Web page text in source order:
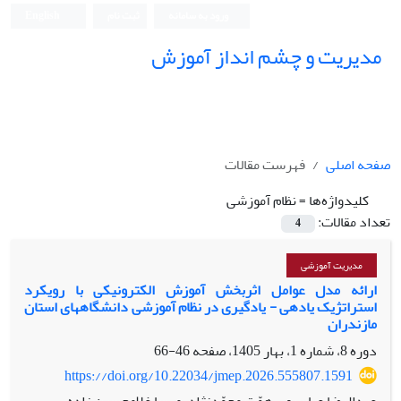
مدیریت و چشم انداز آموزش
صفحه اصلی
فهرست مقالات
کلیدواژه‌ها =نظام آموزشی
تعداد مقالات:
4
مدیریت آموزشی
ارائه مدل عوامل اثربخش آموزش الکترونیکی با رویکرد
استراتژیک یادهی - یادگیری در نظام آموزشی دانشگاه‎های استان
مازندران
دوره 8، شماره 1، بهار 1405، صفحه
46-66
https://doi.org/10.22034/jmep.2026.555807.1591